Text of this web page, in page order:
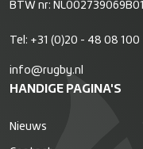
BTW nr: NL002739069B01
Tel: +31 (0)20 - 48 08 100
info@rugby.nl
HANDIGE PAGINA'S
Nieuws